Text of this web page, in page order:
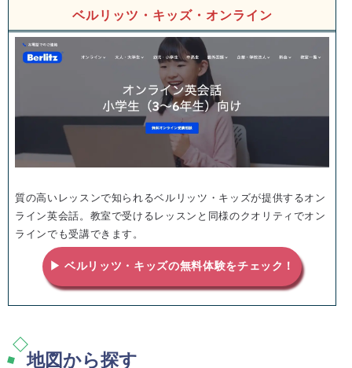
ベルリッツ・キッズ・オンライン
質の高いレッスンで知られるベルリッツ・キッズが提供するオン
ライン英会話。教室で受けるレッスンと同様のクオリティでオン
ラインでも受講できます。
▶ ベルリッツ・キッズの無料体験をチェック！
地図から探す